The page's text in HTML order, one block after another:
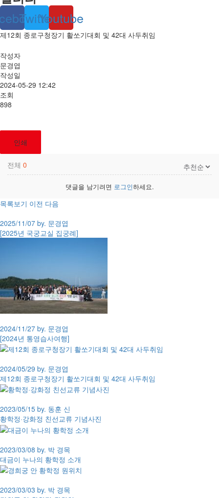
TwitterYoutube
제12회 종로구청장기 활쏘기대회 및 42대 사두취임
작성자
문경엽
작성일
2024-05-29 12:42
조회
898
인쇄
전체 0
댓글을 남기려면 로그인하세요.
목록보기 이전 다음
2025/11/07 by. 문경엽
[2025년 국궁교실 집궁례]
2024/11/27 by. 문경엽
[2024년 통영습사여행]
2024/05/29 by. 문경엽
제12회 종로구청장기 활쏘기대회 및 42대 사두취임
2023/05/15 by. 동훈 신
황학정·강화정 친선교류 기념사진
2023/03/08 by. 박 경목
대금이 누나의 황학정 소개
2023/03/03 by. 박 경목